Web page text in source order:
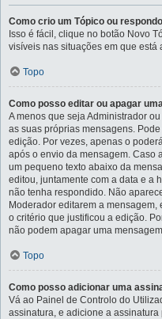
Como crio um Tópico ou
Isso é fácil, clique no botão Novo
visíveis nas situações em que está
Topo
Como posso editar ou apagar
A menos que seja Administrador
as suas próprias mensagens.
edição. Por vezes, apenas o
após o envio da mensagem. Caso
um pequeno texto abaixo da
editou, juntamente com a data e a
não tenha respondido. Não
Moderador editarem a
o critério que justificou a edição.
não podem apagar uma
Topo
Como posso adicionar uma
Vá ao Painel de Controlo do
assinatura, e adicione a